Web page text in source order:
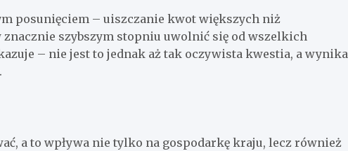
posunięciem – uiszczanie kwot większych niż
szybszym stopniu uwolnić się od wszelkich
– nie jest to jednak aż tak oczywista kwestia, a wynika
a to wpływa nie tylko na gospodarkę kraju, lecz również